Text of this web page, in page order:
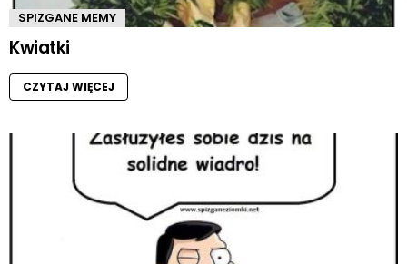
SPIZGANE MEMY
Kwiatki
CZYTAJ WIĘCEJ